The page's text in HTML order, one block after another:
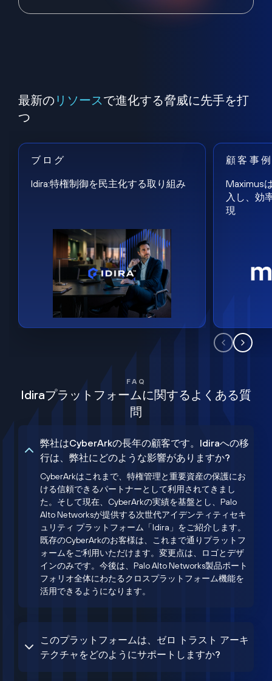
最新の リソースで進化する脅威に先手を打
つ
ブログ
Idira:特権制御を民主化する取り組み
顧客事
Maximus
入し、効
現
FAQ
Idiraプラットフォームに関するよくある質
問
弊社はCyberArkの長年の顧客です。Idiraへの移
行は、弊社にどのような影響がありますか?
CyberArkはこれまで、特権管理と重要資産の保護にお
ける信頼できるパートナーとして利用されてきまし
た。そして現在、CyberArkの実績を基盤とし、Palo
Alto Networksが提供する次世代アイデンティティセキ
ュリティ プラットフォーム「Idira」をご紹介します。
既存のCyberArkのお客様は、これまで通りプラットフ
ォームをご利用いただけます。変更点は、ロゴとデザ
インのみです。今後は、Palo Alto Networks製品ポート
フォリオ全体にわたるクロスプラットフォーム機能を
活用できるようになります。
このプラットフォームは、ゼロ トラスト アーキ
テクチャをどのようにサポートしますか?